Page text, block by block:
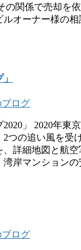
の関係で売却を
ルオーナー様の
ブログ
2020」 2020年東
2つの追い風を受
、詳細地図と航
湾岸マンション
ブログ